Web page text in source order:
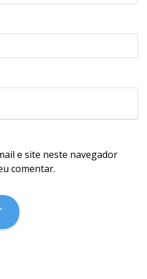
e site neste navegador
comentar.